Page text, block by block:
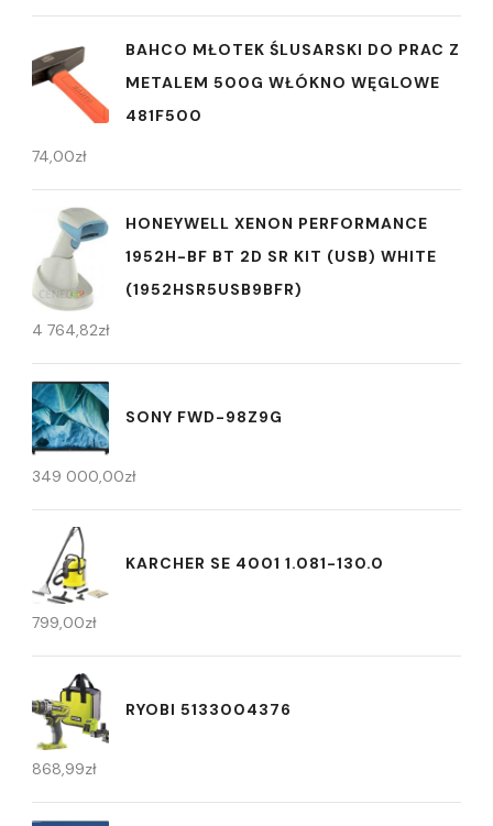
BAHCO MŁOTEK ŚLUSARSKI DO PRAC Z
METALEM 500G WŁÓKNO WĘGLOWE
481F500
74,00zł
HONEYWELL XENON PERFORMANCE
1952H-BF BT 2D SR KIT (USB) WHITE
(1952HSR5USB9BFR)
4 764,82zł
SONY FWD-98Z9G
349 000,00zł
KARCHER SE 4001 1.081-130.0
799,00zł
RYOBI 5133004376
868,99zł